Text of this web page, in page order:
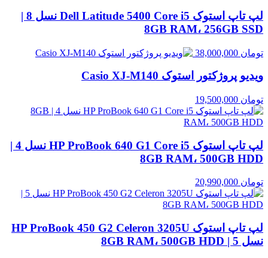
لپ تاپ استوک Dell Latitude 5400 Core i5 نسل 8 |
8GB RAM، 256GB SSD
تومان
ویدیو پروژکتور استوک Casio XJ‑M140
تومان
لپ تاپ استوک HP ProBook 640 G1 Core i5 نسل 4 |
8GB RAM، 500GB HDD
تومان
لپ تاپ استوک HP ProBook 450 G2 Celeron 3205U
نسل 5 | 8GB RAM، 500GB HDD